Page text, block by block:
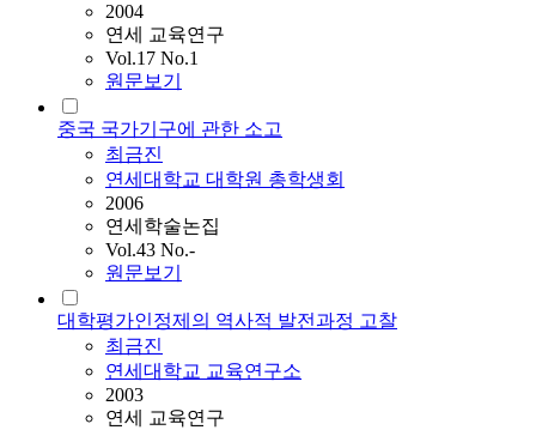
2004
연세 교육연구
Vol.17 No.1
원문보기
중국 국가기구에 관한 소고
최금진
연세대학교 대학원 총학생회
2006
연세학술논집
Vol.43 No.-
원문보기
대학평가인정제의 역사적 발전과정 고찰
최금진
연세대학교 교육연구소
2003
연세 교육연구